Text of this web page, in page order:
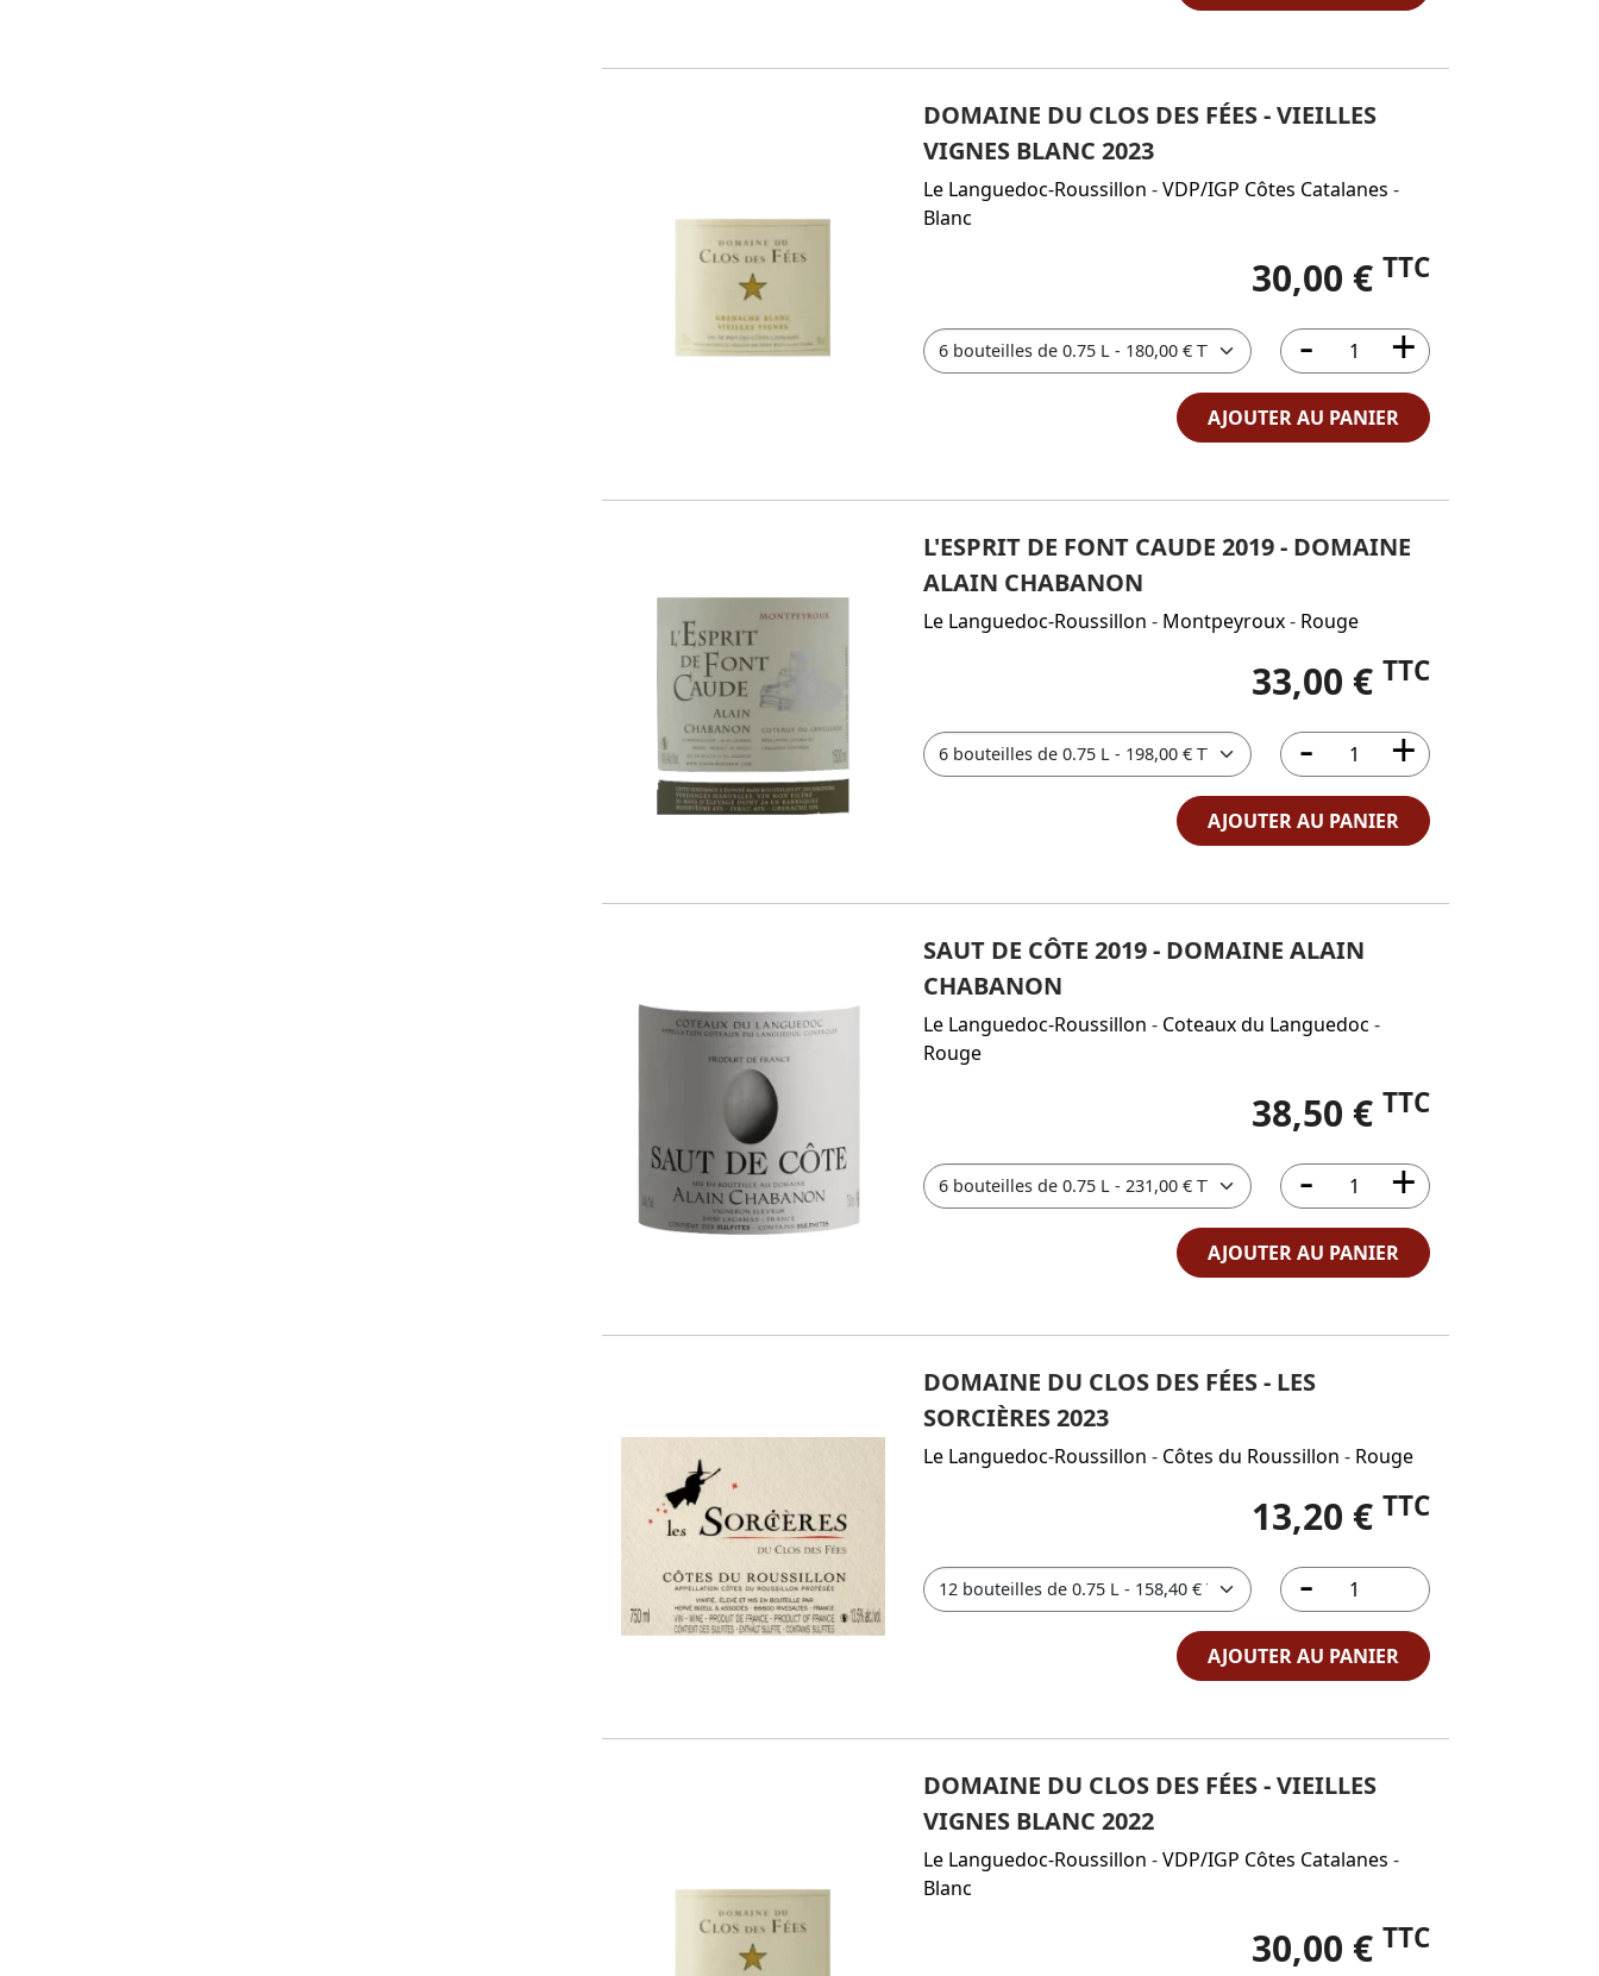
DOMAINE DU CLOS DES FÉES - VIEILLES
VIGNES BLANC 2023
Le Languedoc-Roussillon -VDP/IGP Côtes Catalanes -
Blanc
30,00 € TTC
AJOUTER AU PANIER
L'ESPRIT DE FONT CAUDE 2019 - DOMAINE
ALAIN CHABANON
Le Languedoc-Roussillon - Montpeyroux- Rouge
33,00 € TTC
AJOUTER AU PANIER
SAUT DE CÔTE 2019 - DOMAINE ALAIN
CHABANON
Le Languedoc-Roussillon - Coteaux du Languedoc -
Rouge
38,50 € TTC
AJOUTER AU PANIER
DOMAINE DU CLOS DES FÉES - LES
SORCIÈRES 2023
Le Languedoc-Roussillon - Côtes du Roussillon - Rouge
13,20 € TTC
AJOUTER AU PANIER
DOMAINE DU CLOS DES FÉES - VIEILLES
VIGNES BLANC 2022
Le Languedoc-Roussillon -VDP/IGP Côtes Catalanes -
Blanc
30,00 € TTC